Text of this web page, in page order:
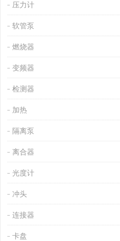
压力计
软管泵
燃烧器
变频器
检测器
加热
隔离泵
离合器
光度计
冲头
连接器
卡盘